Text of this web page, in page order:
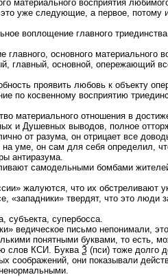
материального восприятия
уже следующие, а первое, потому
воплощение главного
главного, основного
главный, основной, опережающий
проявить любовь к объекту
по косвенному восприятию
материального отношения в
и Душевных выводов, полное
от разума, он отрицает все
уме, он сам для себя определил,
антиразума.
самодельными бомбами
жалуются, что их обстреливают
«западники» твердят, что это люди
субъекта, супербосса.
ведическое письмо непонимали,
понятными буквами, то есть,
слов КСИ. Буква Ѯ (пси) тоже долго
соображений, они показывали